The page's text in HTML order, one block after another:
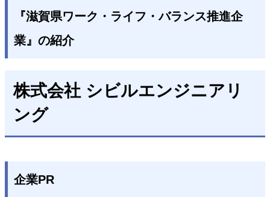
『滋賀県ワーク・ライフ・バランス推進企
業』の紹介
株式会社 シビルエンジニアリ
ング
企業PR